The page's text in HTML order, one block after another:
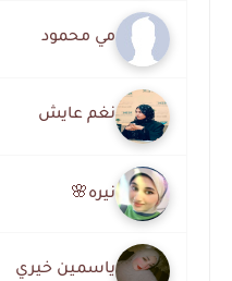
مي محمود
نغم عايش
نيره🌸
ياسمين خيري